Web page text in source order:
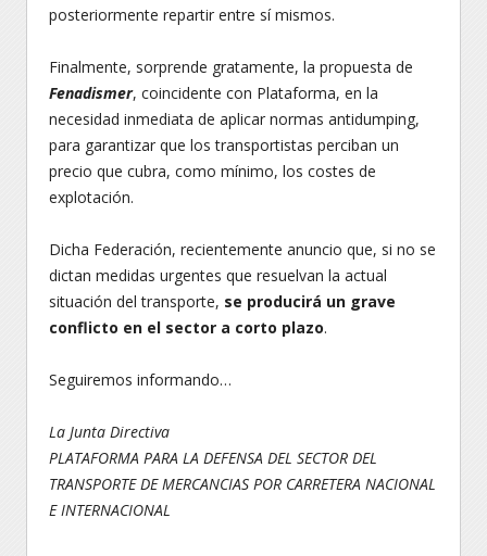
posteriormente repartir entre sí mismos.
Finalmente, sorprende gratamente, la propuesta de
Fenadismer, coincidente con Plataforma, en la
necesidad inmediata de aplicar normas antidumping,
para garantizar que los transportistas perciban un
precio que cubra, como mínimo, los costes de
explotación.
Dicha Federación, recientemente anuncio que, si no se
dictan medidas urgentes que resuelvan la actual
situación del transporte, se producirá un grave
conflicto en el sector a corto plazo.
Seguiremos informando…
La Junta Directiva
PLATAFORMA PARA LA DEFENSA DEL SECTOR DEL
TRANSPORTE DE MERCANCIAS POR CARRETERA NACIONAL
E INTERNACIONAL